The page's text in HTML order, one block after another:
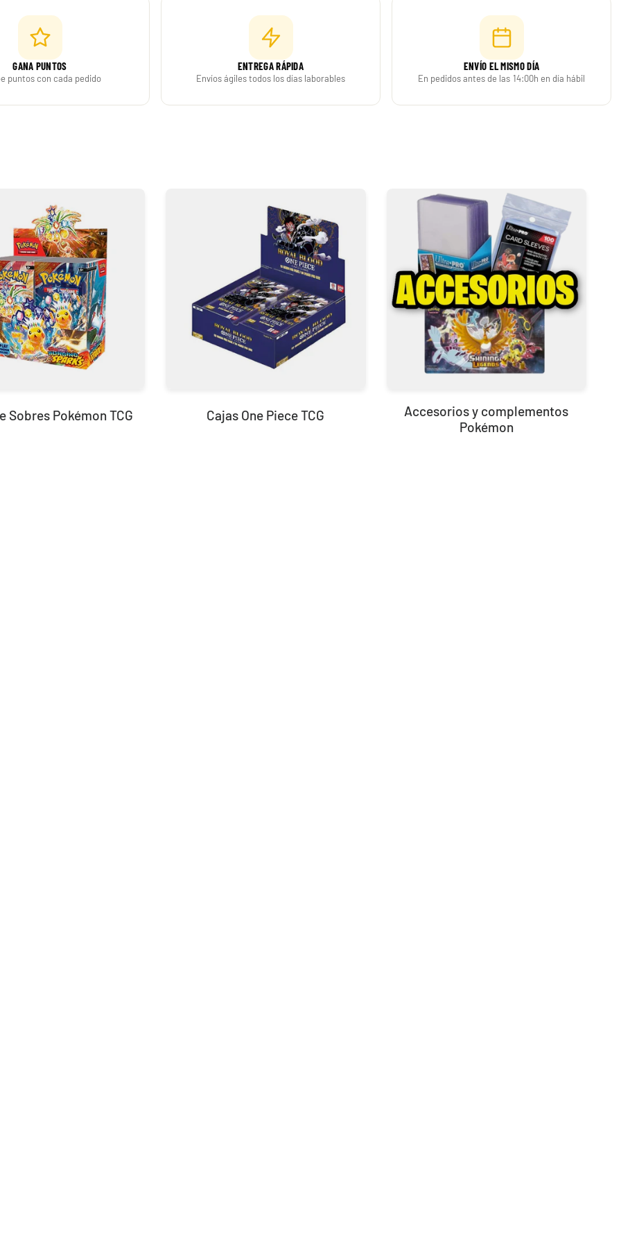
29,90 €
¡Últimas unidades!
Build and Battle Unbroken Bonds | Vínculos Indestructibles
-50%
GANA PUNTOS
puntos con cada pedido
ENTREGA RÁPIDA
Envíos ágiles todos los días laborables
ENVÍO EL MISMO DÍA
En pedidos antes de las 14:00h en día hábil
Sobres Pokémon TCG Cajas One Piece TCG
Accesorios y complementos
Pokémon